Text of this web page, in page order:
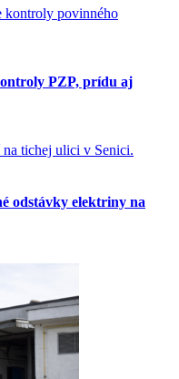
PZP, prídu aj
odstávky elektriny na